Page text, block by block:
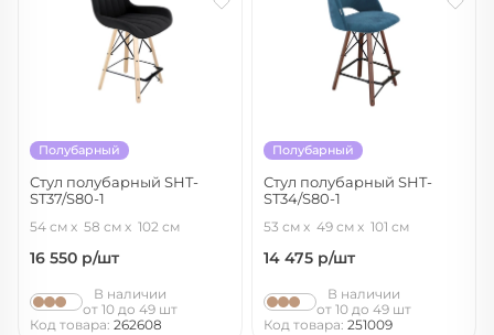
Полубарный
Стул полубарный SHT-
ST37/S80-1
лак/черный
54 см 58 см 102 см
16 550 р/шт
В наличии
от 10 до 49 шт
Код товара: 262608
Полубарный
Стул полубарный SHT-
ST34/S80-1
53 см 49 см 101 см
14 475 р/шт
В наличии
от 10 до 49 шт
Код товара: 251009